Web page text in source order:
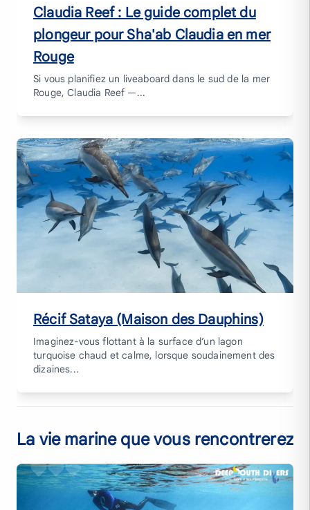
Claudia Reef : Le guide complet du
plongeur pour Sha'ab Claudia en mer
Rouge
Si vous planifiez un liveaboard dans le sud de la mer
Rouge, Claudia Reef —...
Récif Sataya (Maison des Dauphins)
Imaginez-vous flottant à la surface d’un lagon
turquoise chaud et calme, lorsque soudainement des
dizaines...
La vie marine que vous rencontrerez